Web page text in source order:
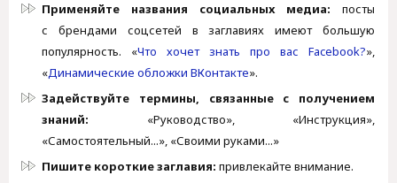
Применяйте названия социальных медиа: посты
с брендами соцсетей в заглавиях имеют большую
популярность. «Что хочет знать про вас Facebook?»,
«Динамические обложки ВКонтакте».
Задействуйте термины, связанные с получением
знаний: «Руководство», «Инструкция»,
«Самостоятельный...», «Своими руками...»
Пишите короткие заглавия: привлекайте внимание.